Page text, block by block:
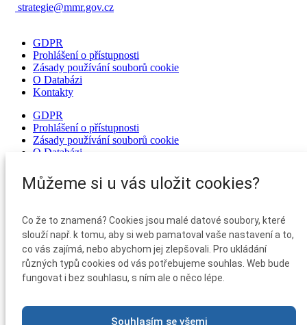
Můžeme si u vás uložit cookies?
Co že to znamená? Cookies jsou malé datové soubory, které
slouží např. k tomu, aby si web pamatoval vaše nastavení a to,
co vás zajímá, nebo abychom jej zlepšovali. Pro ukládání
různých typů cookies od vás potřebujeme souhlas. Web bude
fungovat i bez souhlasu, s ním ale o něco lépe.
Souhlasím se všemi
strategie@mmr.gov.cz
GDPR
Prohlášení o přístupnosti
Zásady používání souborů cookie
O Databázi
Kontakty
GDPR
Prohlášení o přístupnosti
Zásady používání souborů cookie
O Databázi
GDPR
O Databázi
Kontakty
GDPR
Prohlášení o přístupnosti
Zásady používání souborů cookie
Kontakty